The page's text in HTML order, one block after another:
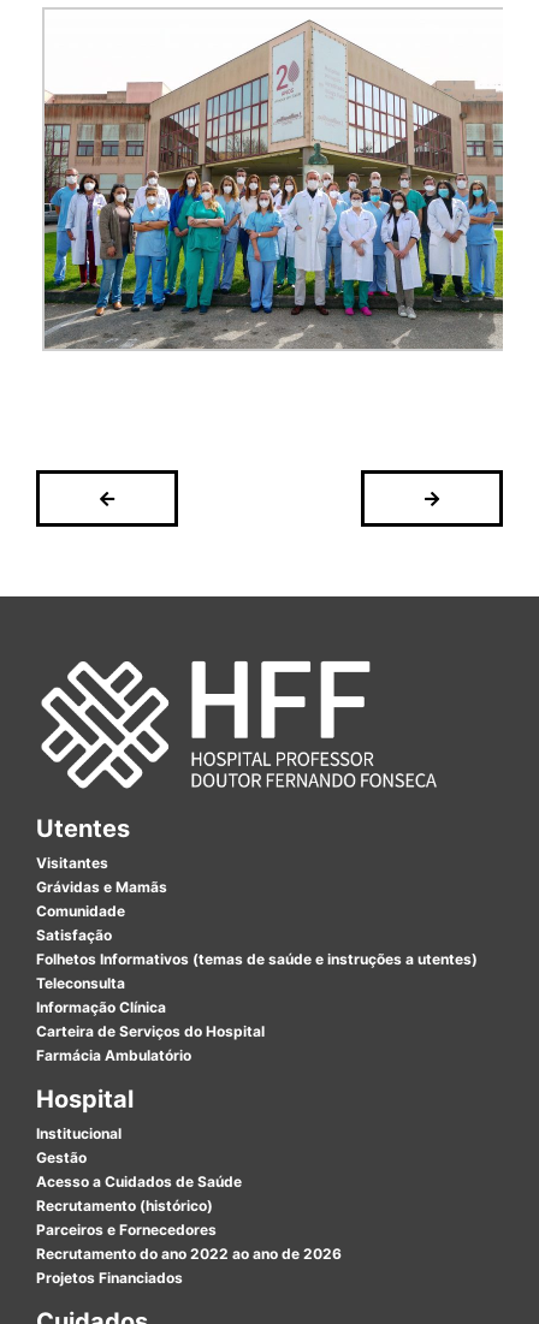
Utentes
Visitantes
Grávidas e Mamãs
Comunidade
Satisfação
Folhetos Informativos (temas de saúde e instruções a utentes)
Teleconsulta
Informação Clínica
Carteira de Serviços do Hospital
Farmácia Ambulatório
Hospital
Institucional
Gestão
Acesso a Cuidados de Saúde
Recrutamento (histórico)
Parceiros e Fornecedores
Recrutamento do ano 2022 ao ano de 2026
Projetos Financiados